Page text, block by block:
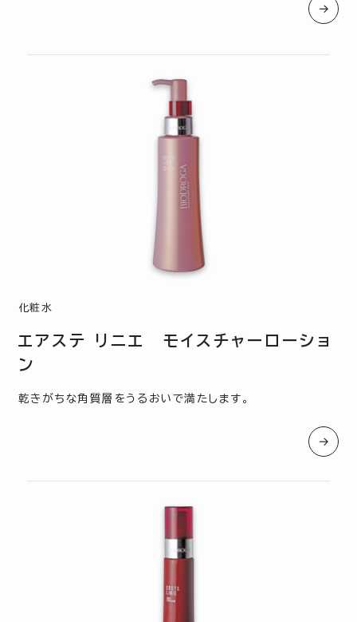
→
化粧水
エアステ リニエ モイスチャーローショ
ン
乾きがちな角質層をうるおいで満たします。
→